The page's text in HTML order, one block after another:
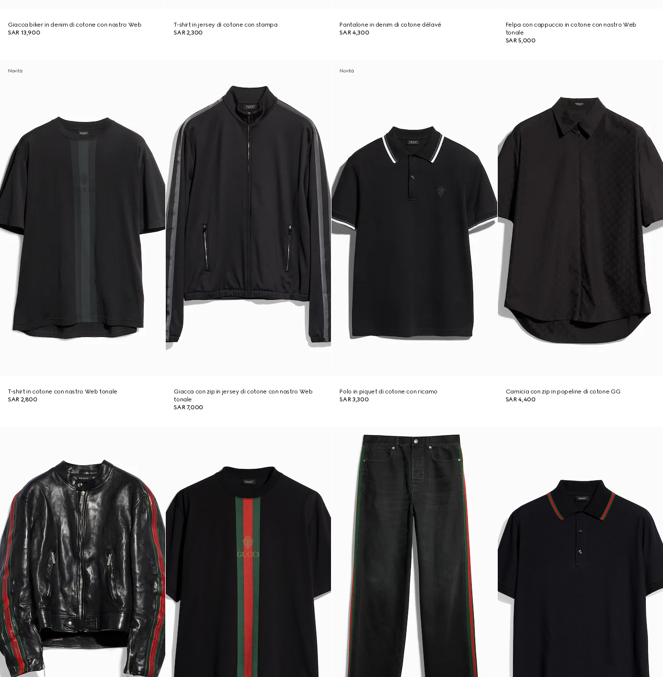
Giacca biker in denim di cotone con nastro Web
SAR 13,900
T-shirt in jersey di cotone con stampa
SAR 2,300
Pantalone in denim di cotone délavé
SAR 4,300
Felpa con cappuccio in cotone con nastro Web
tonale
SAR 5,000
Novità
T-shirt in cotone con nastro Web tonale
SAR 2,800
Giacca con zip in jersey di cotone con nastro Web
tonale
SAR 7,000
Novità
Polo in piquet di cotone con ricamo
SAR 3,300
Camicia con zip in popeline di cotone GG
SAR 4,400